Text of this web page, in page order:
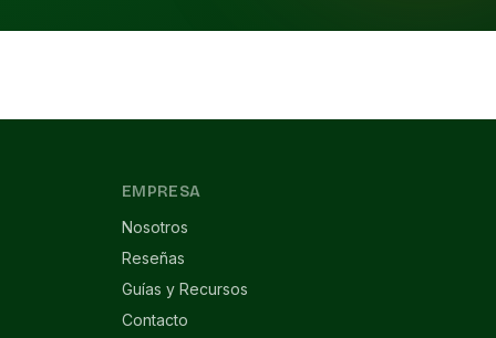
EMPRESA
Nosotros
Reseñas
Guías y Recursos
Contacto